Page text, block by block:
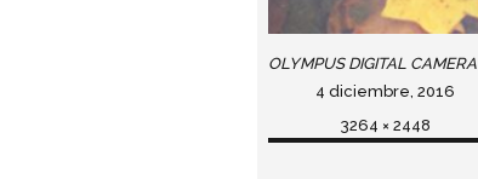
OLYMPUS DIGITAL CAMERA
Publicado
4 diciembre, 2016
Tamaño
3264 × 2448